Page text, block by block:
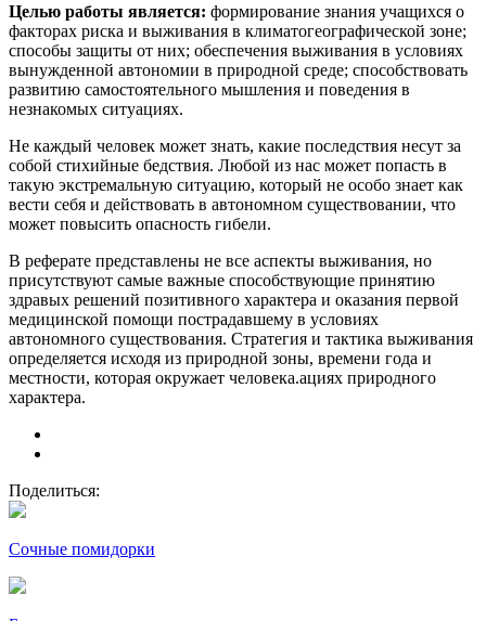
Целью работы является: формирование знания учащихся о
факторах риска и выживания в климатогеографической зоне;
способы защиты от них; обеспечения выживания в условиях
вынужденной автономии в природной среде; способствовать
развитию самостоятельного мышления и поведения в
незнакомых ситуациях.
Не каждый человек может знать, какие последствия несут за
собой стихийные бедствия. Любой из нас может попасть в
такую экстремальную ситуацию, который не особо знает как
вести себя и действовать в автономном существовании, что
может повысить опасность гибели.
В реферате представлены не все аспекты выживания, но
присутствуют самые важные способствующие принятию
здравых решений позитивного характера и оказания первой
медицинской помощи пострадавшему в условиях
автономного существования. Стратегия и тактика выживания
определяется исходя из природной зоны, времени года и
местности, которая окружает человека.ациях природного
характера.
Поделиться:
Сочные помидорки